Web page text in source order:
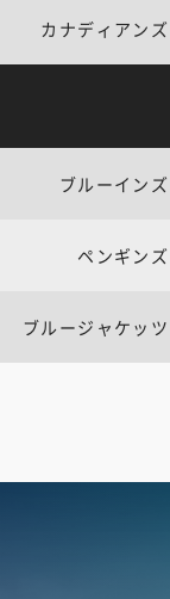
カナディアンズ
ブルーインズ
ペンギンズ
ブルージャケッツ